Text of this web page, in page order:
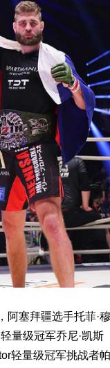
塞拜疆选手托菲·
量级冠军乔尼·凯斯
轻量级冠军挑战者